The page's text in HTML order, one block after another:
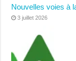
Nouvelles voies à
3 juillet 2026